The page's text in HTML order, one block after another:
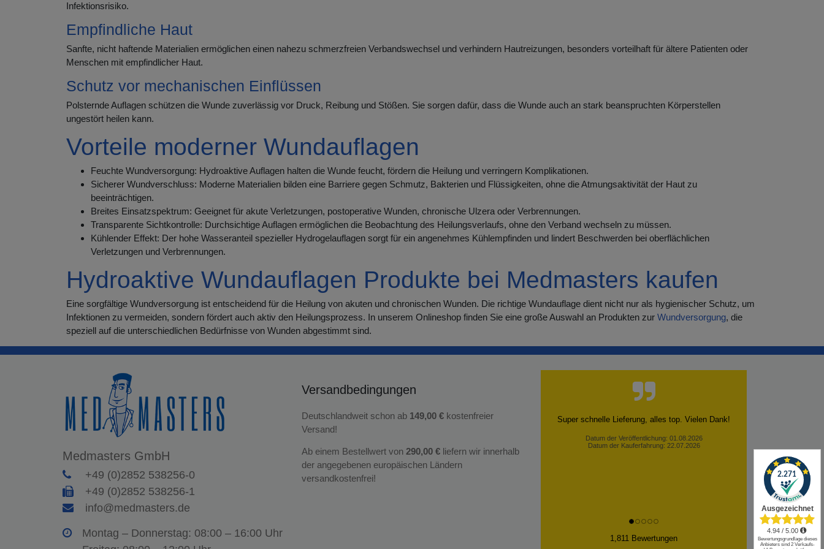
Infektionsrisiko.
Empfindliche Haut
Sanfte, nicht haftende Materialien ermöglichen einen nahezu schmerzfreien Verbandswechsel und verhindern Hautreizungen, besonders vorteilhaft für ältere Patienten oder
Menschen mit empfindlicher Haut.
Schutz vor mechanischen Einflüssen
Polsternde Auflagen schützen die Wunde zuverlässig vor Druck, Reibung und Stößen. Sie sorgen dafür, dass die Wunde auch an stark beanspruchten Körperstellen
ungestört heilen kann.
Vorteile moderner Wundauflagen
Feuchte Wundversorgung: Hydroaktive Auflagen halten die Wunde feucht, fördern die Heilung und verringern Komplikationen.
Sicherer Wundverschluss: Moderne Materialien bilden eine Barriere gegen Schmutz, Bakterien und Flüssigkeiten, ohne die Atmungsaktivität der Haut zu
beeinträchtigen.
Breites Einsatzspektrum: Geeignet für akute Verletzungen, postoperative Wunden, chronische Ulzera oder Verbrennungen.
Transparente Sichtkontrolle: Durchsichtige Auflagen ermöglichen die Beobachtung des Heilungsverlaufs, ohne den Verband wechseln zu müssen.
Kühlender Effekt: Der hohe Wasseranteil spezieller Hydrogelauflagen sorgt für ein angenehmes Kühlempfinden und lindert Beschwerden bei oberflächlichen
Verletzungen und Verbrennungen.
Hydroaktive Wundauflagen Produkte bei Medmasters kaufen
Eine sorgfältige Wundversorgung ist entscheidend für die Heilung von akuten und chronischen Wunden. Die richtige Wundauflage dient nicht nur als hygienischer Schutz, um
Infektionen zu vermeiden, sondern fördert auch aktiv den Heilungsprozess. In unserem Onlineshop finden Sie eine große Auswahl an Produkten zur Wundversorgung, die
speziell auf die unterschiedlichen Bedürfnisse von Wunden abgestimmt sind.
Medmasters GmbH
+49 (0)2852 538256-0
+49 (0)2852 538256-1
info@medmasters.de
Montag – Donnerstag: 08:00 – 16:00 Uhr
Versandbedingungen
Deutschlandweit schon ab 149,00 € kostenfreier
Versand!
Ab einem Bestellwert von 290,00 € liefern wir innerhalb
der angegebenen europäischen Ländern
versandkostenfrei!
Super schnelle Lieferung, alles top. Vielen Dank!
Datum der Veröffentlichung: 01.08.2026
Datum der Kauferfahrung: 22.07.2026
1,811 Bewertungen